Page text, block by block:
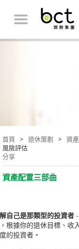
首頁 退休策劃 資
風險評估
分享
資產配置三部曲
自己是那類型的投資者
根據你的退休目標、收
的投資者。